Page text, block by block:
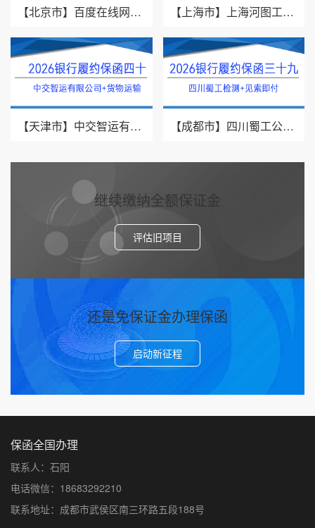
【北京市】百度在线网络技术（北京）有限公司/投标保函/2026银行投标保函十二 【上海市】上海河图工程股份有限公司/投标保函/2026银行投标保函十一
【天津市】中交智运有限公司/货物运输/2026年银行履约保函四十 【成都市】四川蜀工公路工程试验检测有限公司/2026年银行履约保函三十九
继续缴纳全额保证金
评估旧项目
还是免保证金办理保函
启动新征程
保函全国办理
联系人：石阳
电话微信：18683292210
联系地址：成都市武侯区南三环路五段188号